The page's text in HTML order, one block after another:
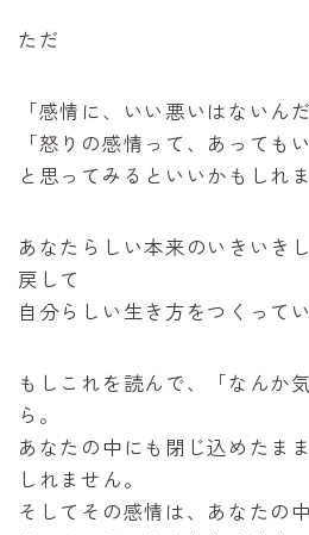
ただ
「感情に、いい悪いはないんだ
「怒りの感情って、あっても
と思ってみるといいかもしれま
あなたらしい本来のいきいき
戻して
自分らしい生き方をつくって
もしこれを読んで、「なんか
ら。
あなたの中にも閉じ込めたま
しれません。
そしてその感情は、あなたの